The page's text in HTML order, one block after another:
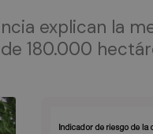
explican la
180.000